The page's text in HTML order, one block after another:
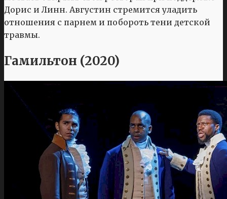
Дорис и Линн. Августин стремится уладить
отношения с парнем и побороть тени детской
травмы.
Гамильтон (2020)